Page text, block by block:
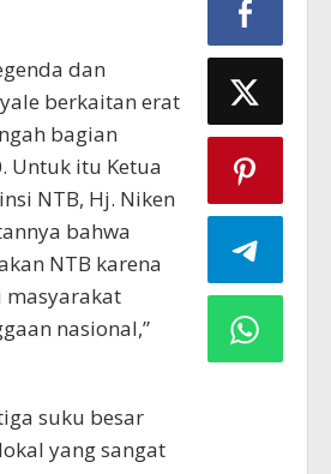
dan
berkaitan erat
bagian
Untuk itu Ketua
NTB, Hj. Niken
bahwa
NTB karena
masyarakat
nasional,”
suku besar
yang sangat